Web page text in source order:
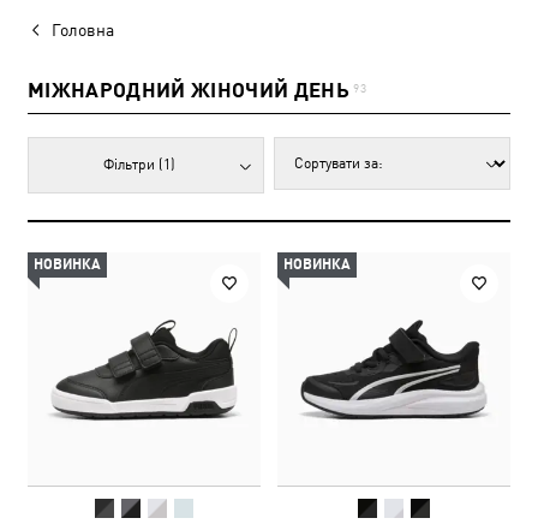
Головна
МІЖНАРОДНИЙ ЖІНОЧИЙ ДЕНЬ 93
Фільтри (1)
НОВИНКА НОВИНКА